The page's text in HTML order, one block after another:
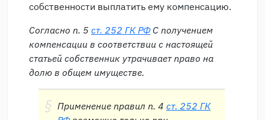
собственности выплатить ему компенсацию.
Согласно п. 5 ст. 252 ГК РФС получением
компенсации в соответствии с настоящей
статьей собственник утрачивает право на
долю в общем имуществе.
Применение правил п. 4 ст. 252 ГК